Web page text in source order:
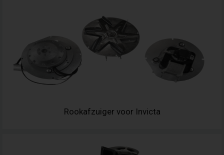
Rookafzuiger voor Invicta